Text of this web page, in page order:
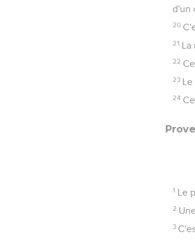
d'un
20
21 La
22
23 Le
24
1 Le
2
3